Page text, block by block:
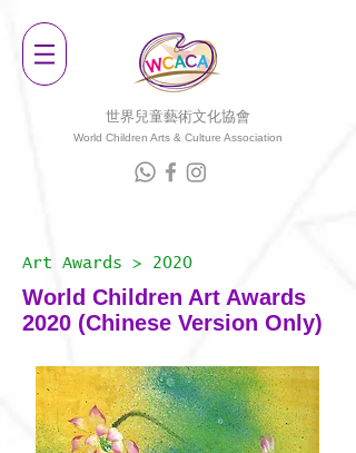
世界兒童藝術文化協會
World Children Arts & Culture Association
Art Awards > 2020
World Children Art Awards
2020 (Chinese Version Only)